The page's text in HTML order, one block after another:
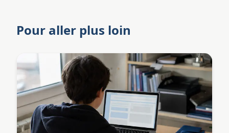
Pour aller plus loin